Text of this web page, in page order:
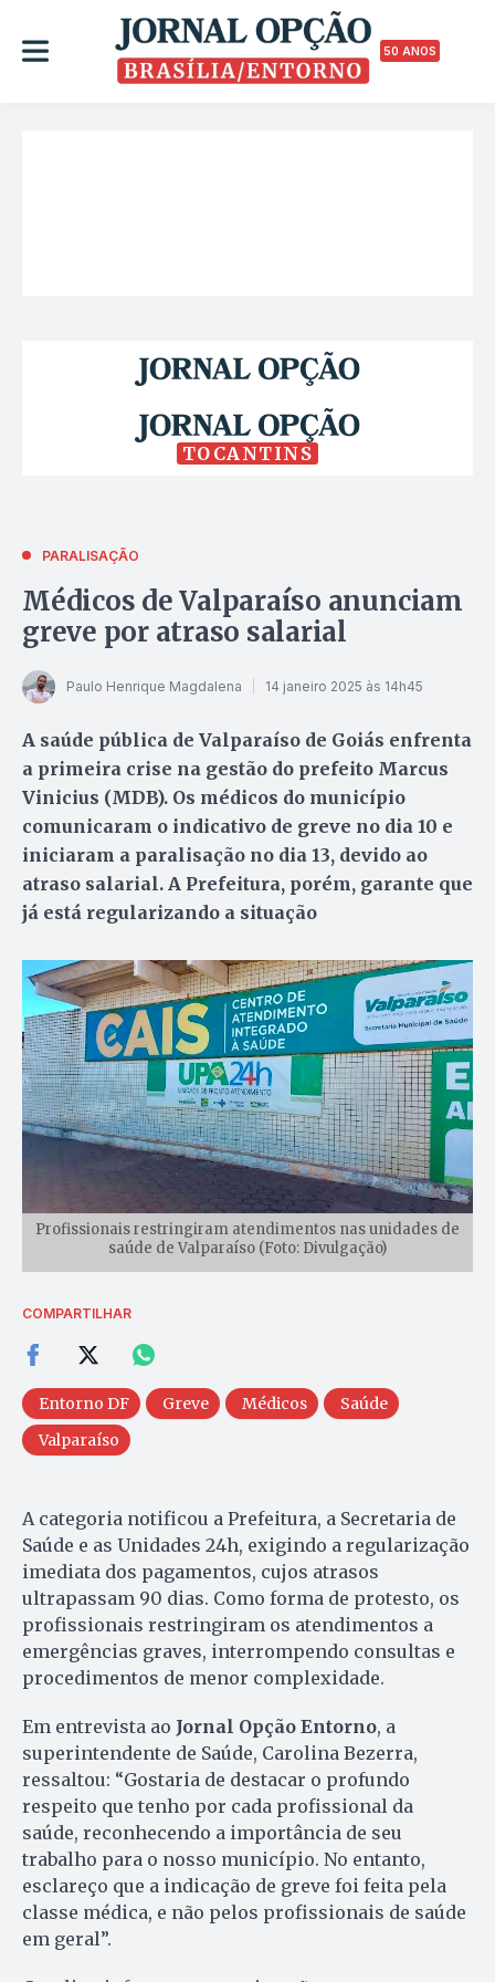
50 ANOS
TOCANTINS
PARALISAÇÃO
Médicos de Valparaíso anunciam
greve por atraso salarial
Paulo Henrique Magdalena 14 janeiro 2025 às 14h45
A saúde pública de Valparaíso de Goiás enfrenta
a primeira crise na gestão do prefeito Marcus
Vinicius (MDB). Os médicos do município
comunicaram o indicativo de greve no dia 10 e
iniciaram a paralisação no dia 13, devido ao
atraso salarial. A Prefeitura, porém, garante que
já está regularizando a situação
Profissionais restringiram atendimentos nas unidades de
saúde de Valparaíso (Foto: Divulgação)
COMPARTILHAR
Entorno DF Greve Médicos
Saúde
Valparaíso
A categoria notificou a Prefeitura, a Secretaria de
Saúde e as Unidades 24h, exigindo a regularização
imediata dos pagamentos, cujos atrasos
ultrapassam 90 dias. Como forma de protesto, os
profissionais restringiram os atendimentos a
emergências graves, interrompendo consultas e
procedimentos de menor complexidade.
Em entrevista ao Jornal Opção Entorno, a
superintendente de Saúde, Carolina Bezerra,
ressaltou: “Gostaria de destacar o profundo
respeito que tenho por cada profissional da
saúde, reconhecendo a importância de seu
trabalho para o nosso município. No entanto,
esclareço que a indicação de greve foi feita pela
classe médica, e não pelos profissionais de saúde
em geral”.